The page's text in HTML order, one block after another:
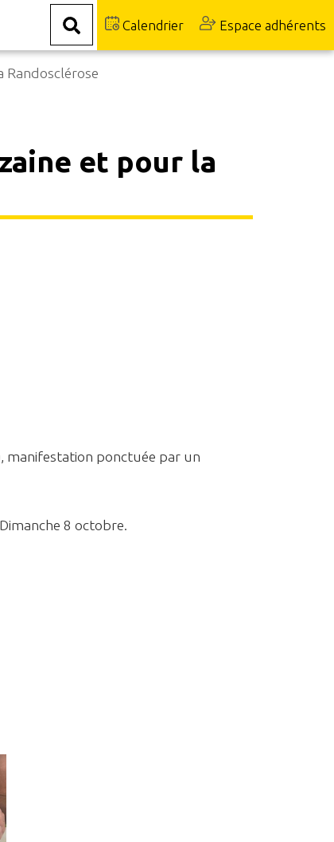
Calendrier Espace adhérents
Randosclérose
et pour la
manifestation ponctuée par un
8 octobre.